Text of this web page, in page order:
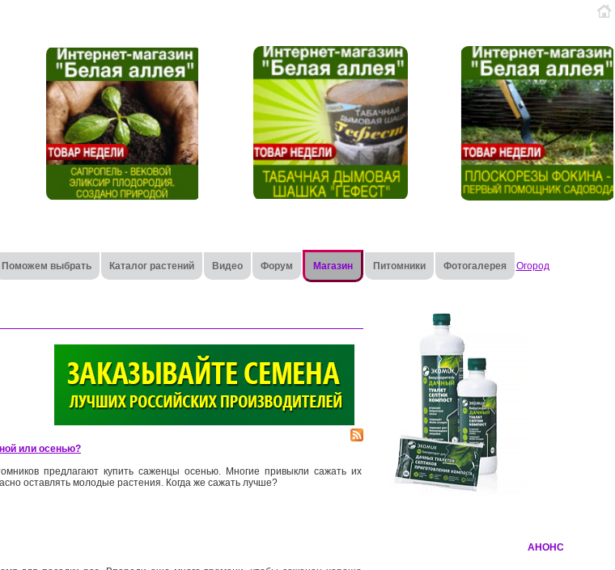
Поможем выбрать Каталог растений Видео Форум Магазин Питомники Фотогалерея Огород
или осенью?
предлагают купить саженцы осенью. Многие привыкли сажать их
оставлять молодые растения. Когда же сажать лучше?
АНОНС